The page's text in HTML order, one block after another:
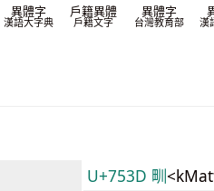
異體字
漢語大字典
戶籍異體
戶籍文字
異體字
台灣教育部 漢
U+753D 甽